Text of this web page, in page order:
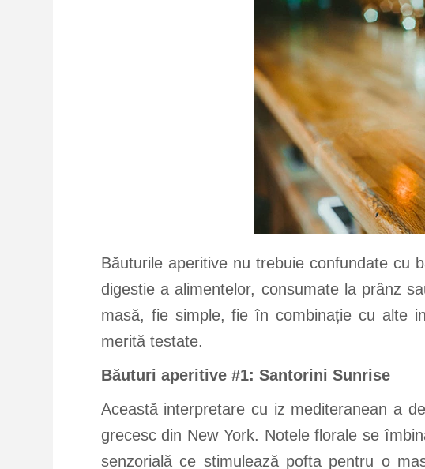
Băuturile aperitive nu trebuie confundate cu
digestie a alimentelor, consumate la prânz
masă, fie simple, fie în combinație cu alte
merită testate.
Băuturi aperitive #1: Santorini Sunrise
Această interpretare cu iz mediteranean a
grecesc din New York. Notele florale se
senzorială ce stimulează pofta pentru o